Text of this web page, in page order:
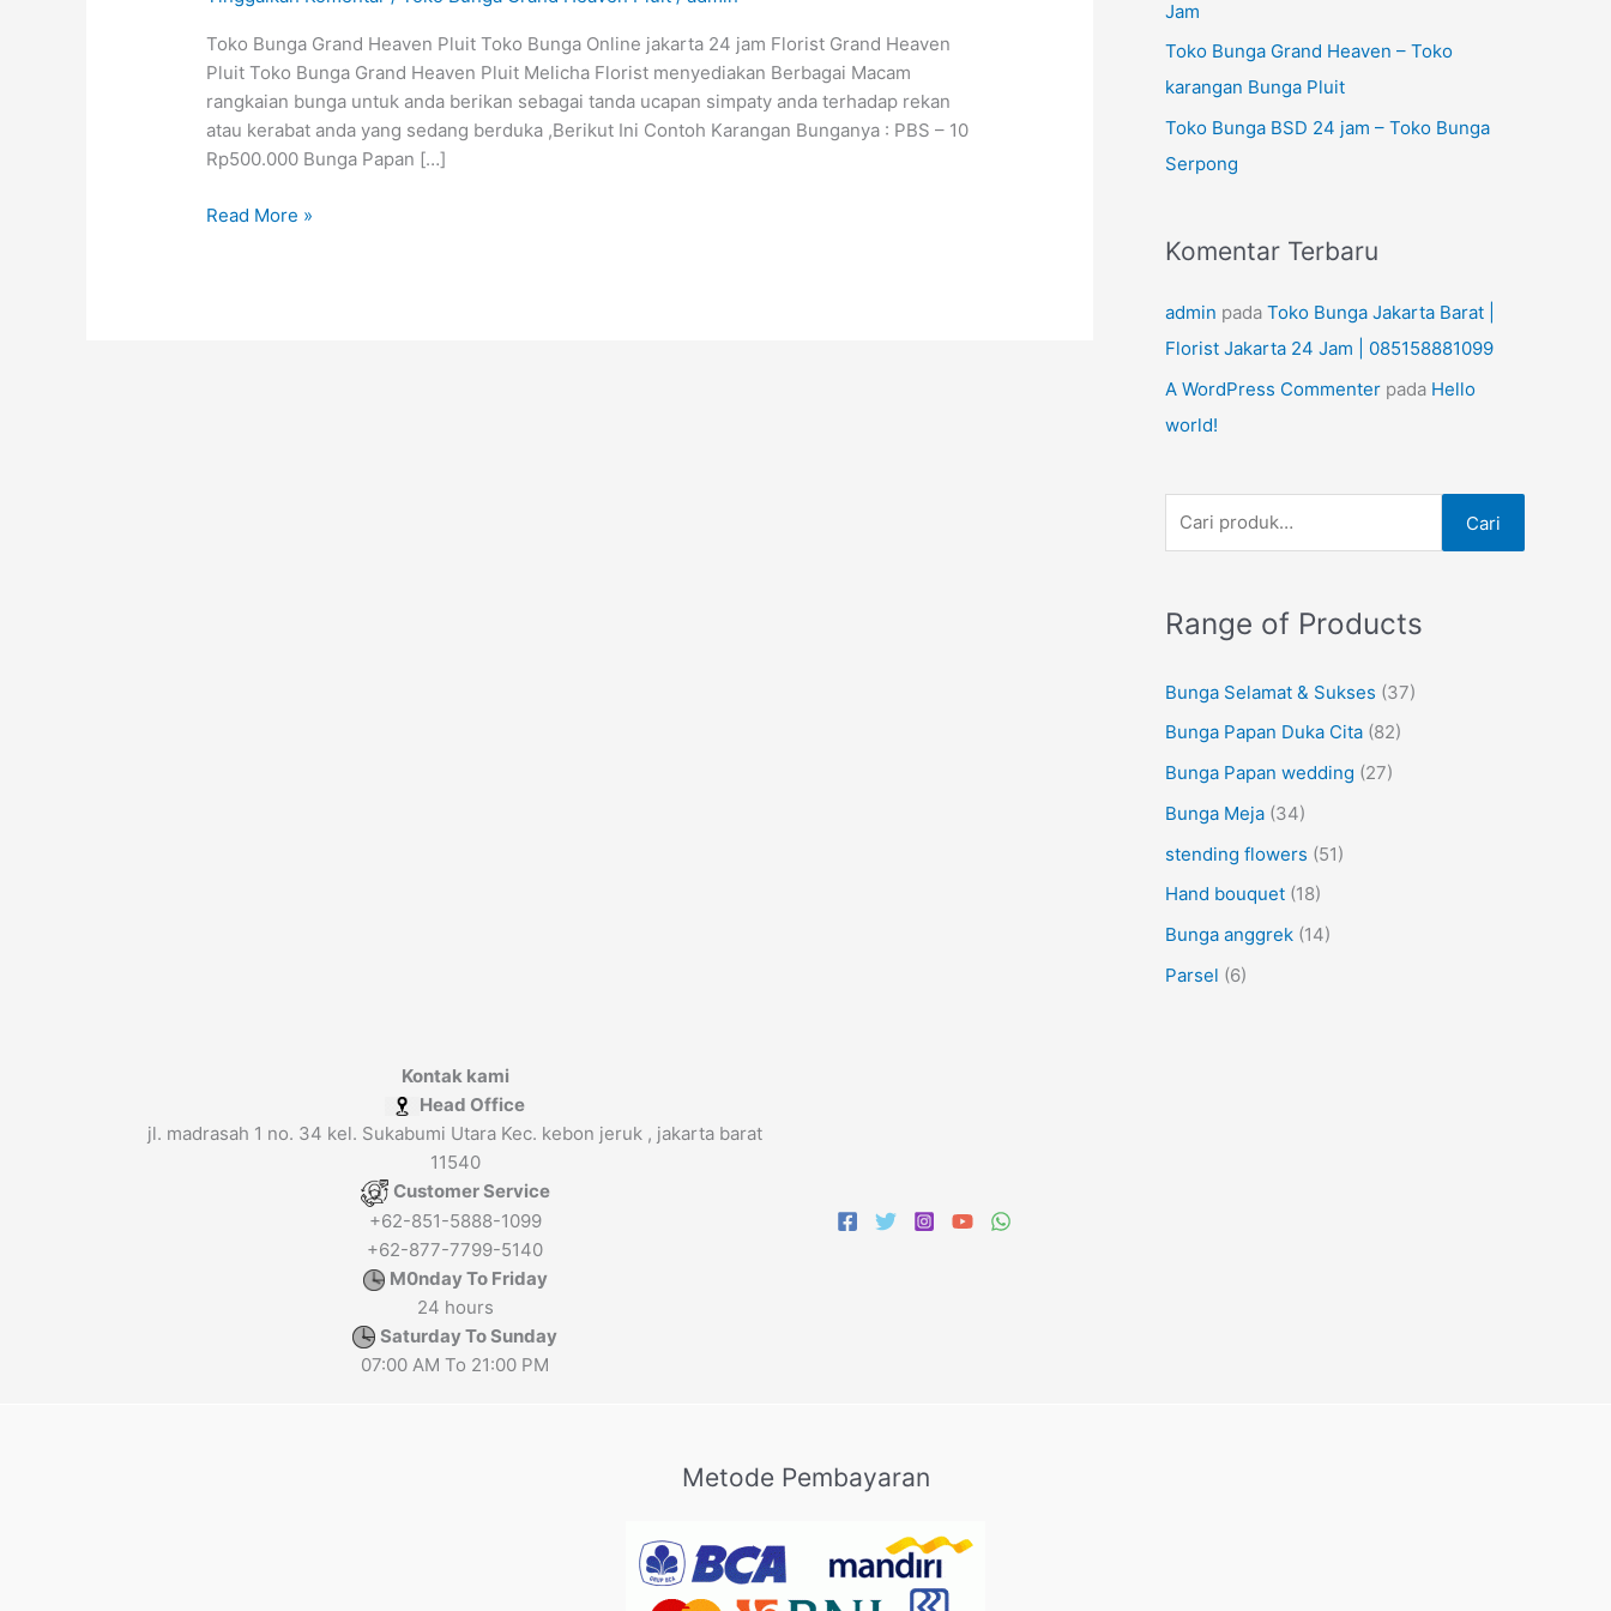
Toko Bunga Grand Heaven Pluit Toko Bunga Online jakarta 24 jam Florist Grand Heaven
Pluit Toko Bunga Grand Heaven Pluit Melicha Florist menyediakan Berbagai Macam
rangkaian bunga untuk anda berikan sebagai tanda ucapan simpaty anda terhadap rekan
atau kerabat anda yang sedang berduka ,Berikut Ini Contoh Karangan Bunganya : PBS – 10
Rp500.000 Bunga Papan […]
Toko
karangan
Bunga
Pluit
Read More »
Jam
Toko Bunga Grand Heaven – Toko
karangan Bunga Pluit
Toko Bunga BSD 24 jam – Toko Bunga
Serpong
Komentar Terbaru
admin pada Toko Bunga Jakarta Barat |
Florist Jakarta 24 Jam | 085158881099
A WordPress Commenter pada Hello
world!
n
t
u
k
:
Cari
Range of Products
Bunga Selamat & Sukses (37)
Bunga Papan Duka Cita (82)
Bunga Papan wedding (27)
Bunga Meja (34)
stending flowers (51)
Hand bouquet (18)
Bunga anggrek (14)
Parsel (6)
Kontak kami
Head Office
jl. madrasah 1 no. 34 kel. Sukabumi Utara Kec. kebon jeruk , jakarta barat
11540
Customer Service
+62-851-5888-1099
+62-877-7799-5140
M0nday To Friday
24 hours
Saturday To Sunday
07:00 AM To 21:00 PM
Metode Pembayaran